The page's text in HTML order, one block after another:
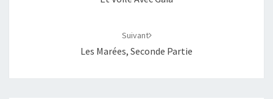
Suivant
Les Marées, Seconde Partie